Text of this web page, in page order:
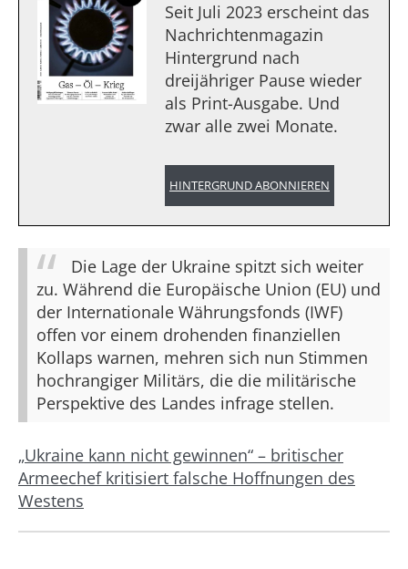
Seit Juli 2023 erscheint das
Nachrichtenmagazin
Hintergrund nach
dreijähriger Pause wieder
als Print-Ausgabe. Und
zwar alle zwei Monate.
HINTERGRUND ABONNIEREN
Die Lage der Ukraine spitzt sich weiter
zu. Während die Europäische Union (EU) und
der Internationale Währungsfonds (IWF)
offen vor einem drohenden finanziellen
Kollaps warnen, mehren sich nun Stimmen
hochrangiger Militärs, die die militärische
Perspektive des Landes infrage stellen.
„Ukraine kann nicht gewinnen“ – britischer
Armeechef kritisiert falsche Hoffnungen des
Westens